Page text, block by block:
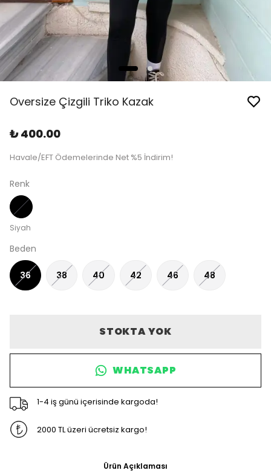
Oversize Çizgili Triko Kazak
₺ 400.00
Havale/EFT Ödemelerinde Net %5 İndirim!
Renk
Siyah
Beden
36 38 40 42 46 48
STOKTA YOK
WHATSAPP
1-4 iş günü içerisinde kargoda!
2000 TL üzeri ücretsiz kargo!
Ürün Açıklaması